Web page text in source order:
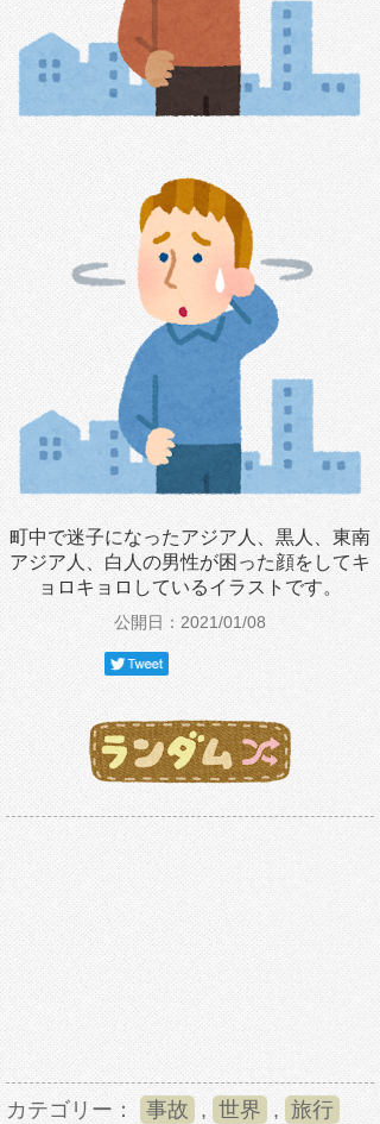
町中で迷子になったアジア人、黒人、東南
アジア人、白人の男性が困った顔をしてキ
ョロキョロしているイラストです。
公開日：2021/01/08
カテゴリー： 事故 , 世界 , 旅行